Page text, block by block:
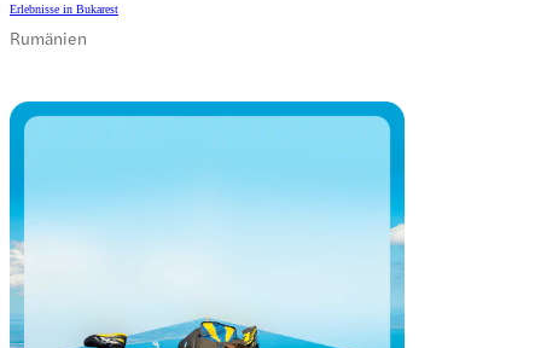
Erlebnisse in Bukarest
Rumänien